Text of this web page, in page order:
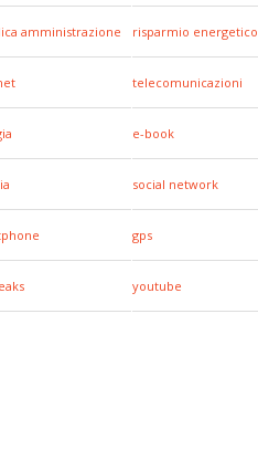
amministrazione risparmio energetico
telecomunicazioni
e-book
social network
gps
youtube